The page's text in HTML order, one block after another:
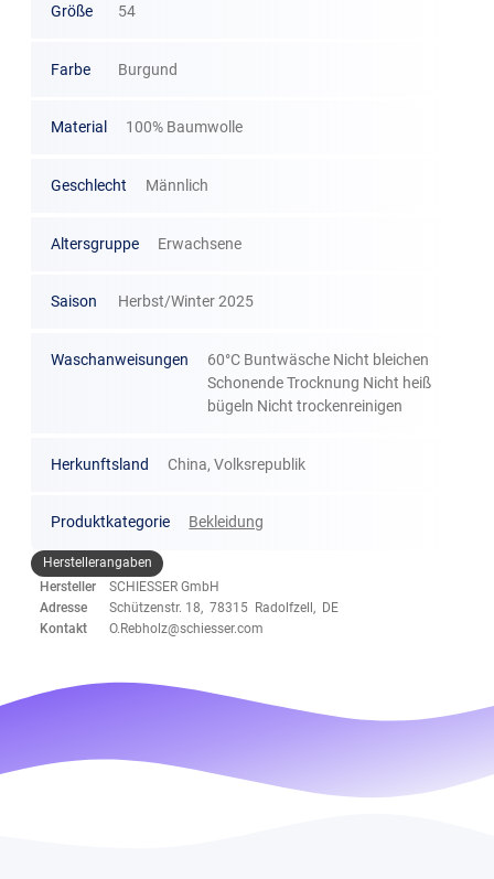
Größe 54
Farbe Burgund
Material 100% Baumwolle
Geschlecht Männlich
Altersgruppe Erwachsene
Saison Herbst/Winter 2025
Waschanweisungen
60°C Buntwäsche Nicht bleichen
Schonende Trocknung Nicht heiß
bügeln Nicht trockenreinigen
Herkunftsland China, Volksrepublik
Produktkategorie Bekleidung
Herstellerangaben
Hersteller
SCHIESSER GmbH
Adresse
Schützenstr. 18, 78315 Radolfzell, DE
Kontakt
O.Rebholz@schiesser.com